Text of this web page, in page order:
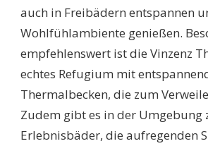
auch in Freibädern entspannen
Wohlfühlambiente genießen.
empfehlenswert ist die Vinzenz
echtes Refugium mit
Thermalbecken, die zum
Zudem gibt es in der Umgebung
Erlebnisbäder, die aufregenden